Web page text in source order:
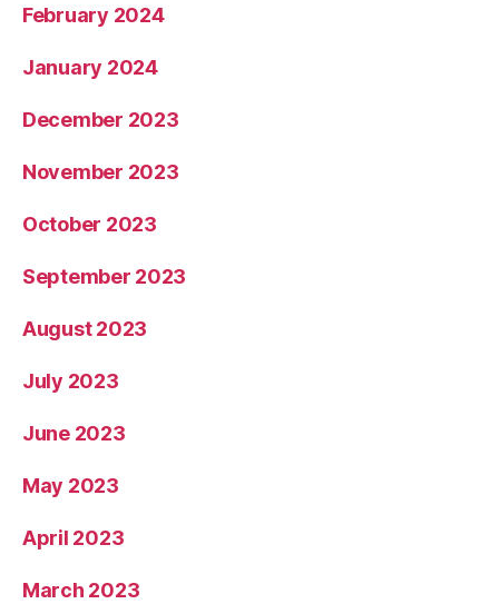
February 2024
January 2024
December 2023
November 2023
October 2023
September 2023
August 2023
July 2023
June 2023
May 2023
April 2023
March 2023